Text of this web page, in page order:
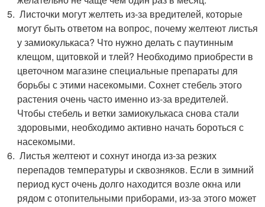
Листочки могут желтеть из-за вредителей, которые
могут быть ответом на вопрос, почему желтеют листья
у замиокулькаса? Что нужно делать с паутинным
клещом, щитовкой и тлей? Необходимо приобрести в
цветочном магазине специальные препараты для
борьбы с этими насекомыми. Сохнет стебель этого
растения очень часто именно из-за вредителей.
Чтобы стебель и ветки замиокулькаса снова стали
здоровыми, необходимо активно начать бороться с
насекомыми.
Листья желтеют и сохнут иногда из-за резких
перепадов температуры и сквозняков. Если в зимний
период куст очень долго находится возле окна или
рядом с отопительными приборами, из-за этого может